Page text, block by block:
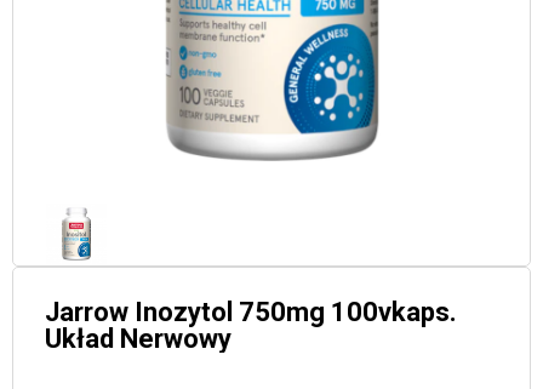
Jarrow Inozytol 750mg 100vkaps.
Układ Nerwowy